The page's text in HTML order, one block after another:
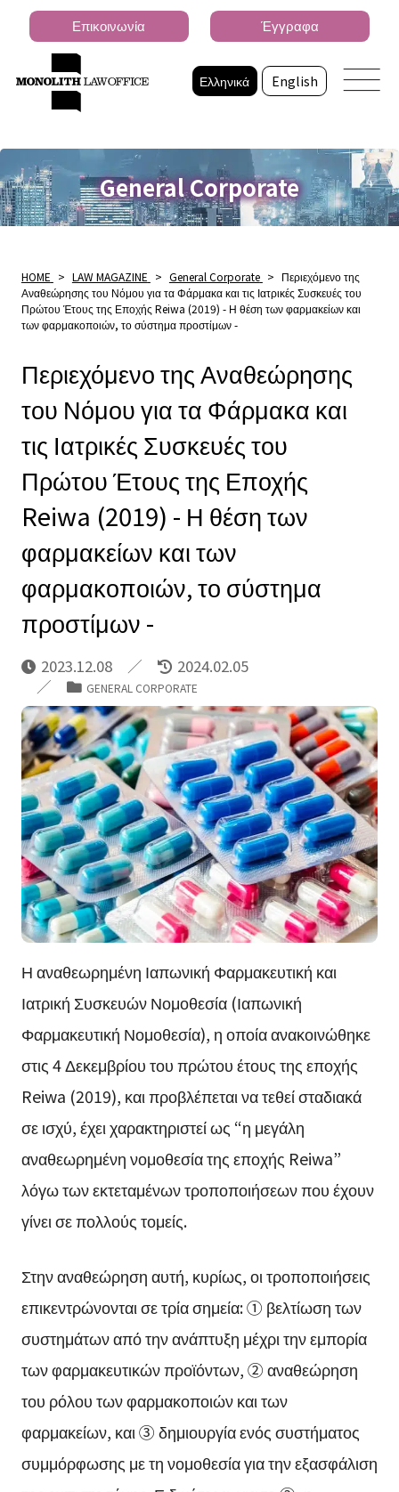
Ελληνικά English
Επικοινωνία Έγγραφα
General Corporate
HOME > LAW MAGAZINE > General Corporate > Περιεχόμενο της
Αναθεώρησης του Νόμου για τα Φάρμακα και τις Ιατρικές Συσκευές του
Πρώτου Έτους της Εποχής Reiwa (2019) - Η θέση των φαρμακείων και
των φαρμακοποιών, το σύστημα προστίμων -
Περιεχόμενο της Αναθεώρησης
του Νόμου για τα Φάρμακα και
τις Ιατρικές Συσκευές του
Πρώτου Έτους της Εποχής
Reiwa (2019) - Η θέση των
φαρμακείων και των
φαρμακοποιών, το σύστημα
προστίμων -
2023.12.08 2024.02.05
GENERAL CORPORATE
Η αναθεωρημένη Ιαπωνική Φαρμακευτική και
Ιατρική Συσκευών Νομοθεσία (Ιαπωνική
Φαρμακευτική Νομοθεσία), η οποία ανακοινώθηκε
στις 4 Δεκεμβρίου του πρώτου έτους της εποχής
Reiwa (2019), και προβλέπεται να τεθεί σταδιακά
σε ισχύ, έχει χαρακτηριστεί ως “η μεγάλη
αναθεωρημένη νομοθεσία της εποχής Reiwa”
λόγω των εκτεταμένων τροποποιήσεων που έχουν
γίνει σε πολλούς τομείς.
Στην αναθεώρηση αυτή, κυρίως, οι τροποποιήσεις
επικεντρώνονται σε τρία σημεία: ① βελτίωση των
συστημάτων από την ανάπτυξη μέχρι την εμπορία
των φαρμακευτικών προϊόντων, ② αναθεώρηση
του ρόλου των φαρμακοποιών και των
φαρμακείων, και ③ δημιουργία ενός συστήματος
συμμόρφωσης με τη νομοθεσία για την εξασφάλιση